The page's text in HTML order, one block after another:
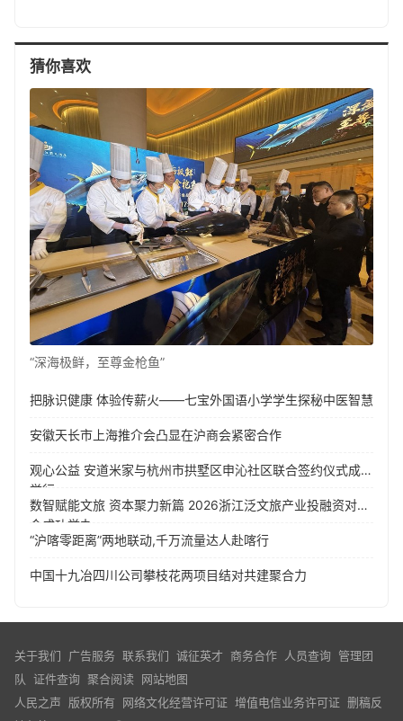
猜你喜欢
“深海极鲜，至尊金枪鱼”
把脉识健康 体验传薪火——七宝外国语小学学生探秘中医智慧
安徽天长市上海推介会凸显在沪商会紧密合作
观心公益 安道米家与杭州市拱墅区申沁社区联合签约仪式成功
举行
数智赋能文旅 资本聚力新篇 2026浙江泛文旅产业投融资对接
会成功举办
“沪喀零距离”两地联动,千万流量达人赴喀行
中国十九冶四川公司攀枝花两项目结对共建聚合力
关于我们 广告服务 联系我们 诚征英才 商务合作 人员查询
管理团
队
证件查询 聚合阅读 网站地图
人民之声 版权所有
网络文化经营许可证 增值电信业务许可证 删稿反